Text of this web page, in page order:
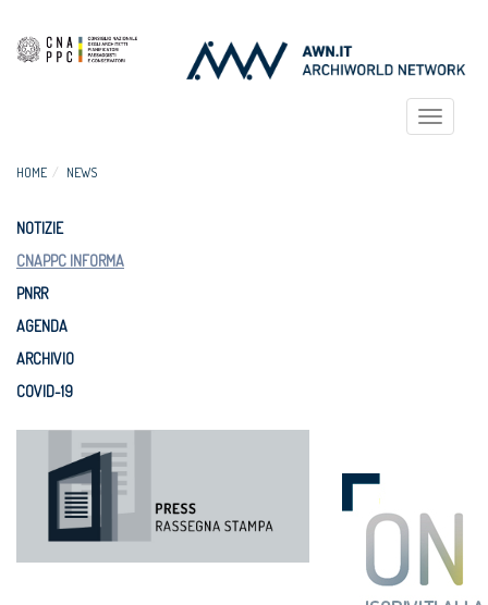
Toggle
HOME NEWS
NOTIZIE
CNAPPC INFORMA
PNRR
AGENDA
ARCHIVIO
COVID-19